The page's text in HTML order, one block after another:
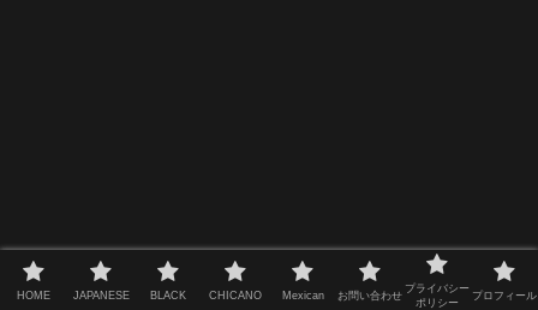
HOME JAPANESE BLACK CHICANO Mexican お問い合わせ
プライバシー
ポリシー
プロフィール